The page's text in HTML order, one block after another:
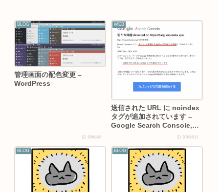
BLOG
管理画面の配色変更 –
WordPress
2016/4/5
WEB
送信された URL に noindex
タグが追加されています –
Google Search Console,
2019/3/11
BLOG BLOG